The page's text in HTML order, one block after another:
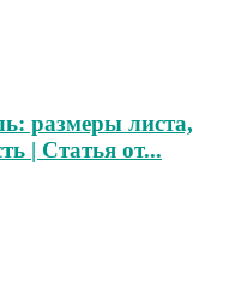
размеры листа,
| Статья от...